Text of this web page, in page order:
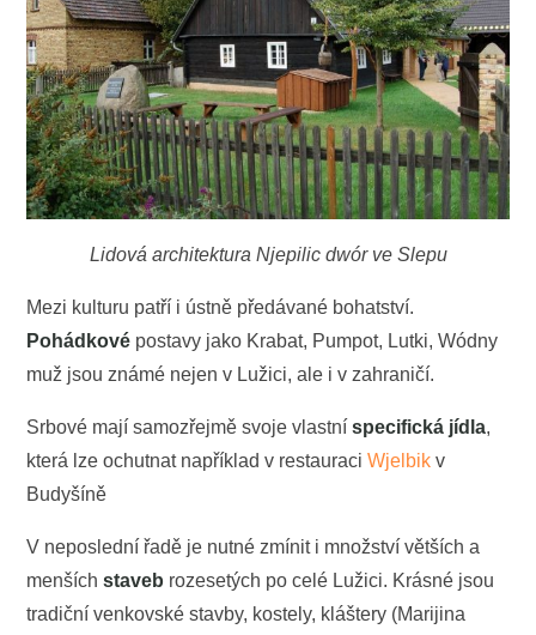
Lidová architektura Njepilic dwór ve Slepu
Mezi kulturu patří i ústně předávané bohatství.
Pohádkové postavy jako Krabat, Pumpot, Lutki, Wódny
muž jsou známé nejen v Lužici, ale i v zahraničí.
Srbové mají samozřejmě svoje vlastníspecifická jídla,
která lze ochutnat například v restauraciWjelbik v
Budyšíně
V neposlední řadě je nutné zmínit i množství větších a
menšíchstaveb rozesetých po celé Lužici. Krásné jsou
tradiční venkovské stavby, kostely, kláštery (Marijina